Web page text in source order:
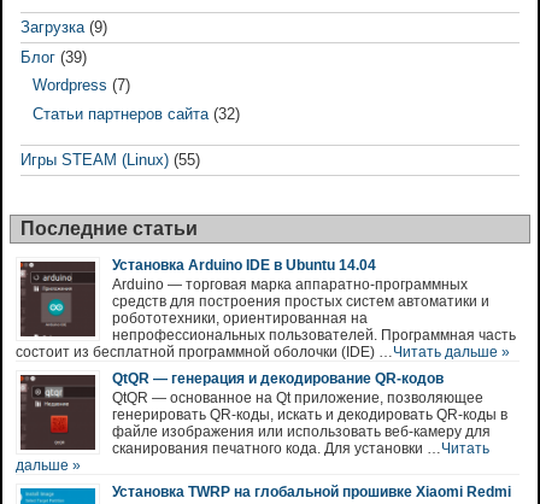
Загрузка(9)
Блог (39)
Wordpress (7)
Статьи партнеров сайта(32)
Игры STEAM (Linux) (55)
Последние статьи
Установка Arduino IDE в Ubuntu 14.04
Arduino — торговая марка аппаратно-программных
средств для построения простых систем автоматики и
робототехники, ориентированная на
непрофессиональных пользователей. Программная часть
состоит из бесплатной программной оболочки (IDE) …Читать дальше »
QtQR — генерация и декодирование QR-кодов
QtQR — основанное на Qt приложение, позволяющее
генерировать QR-коды, искать и декодировать QR-коды в
файле изображения или использовать веб-камеру для
сканирования печатного кода. Для установки …Читать
дальше »
Установка TWRP на глобальной прошивке Xiaomi Redmi